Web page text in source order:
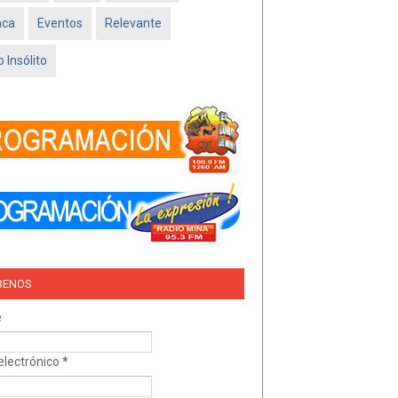
Eventos Relevante
Insólito
*